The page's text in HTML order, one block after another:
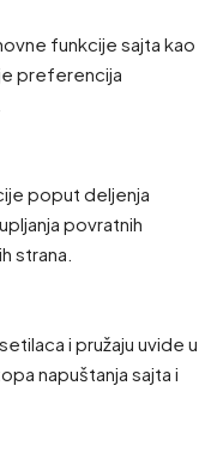
funkcije sajta kao
preferencija
poput deljenja
povratnih
strana.
i pružaju uvide u
napuštanja sajta i